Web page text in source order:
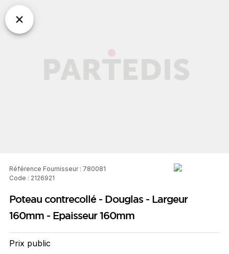
Référence Fournisseur : 780081
Code : 2126921
Poteau contrecollé - Douglas - Largeur
160mm - Epaisseur 160mm
Prix public